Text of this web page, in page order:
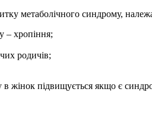
метаболічного синдрому,
– хропіння;
родичів;
в жінок підвищується якщо є